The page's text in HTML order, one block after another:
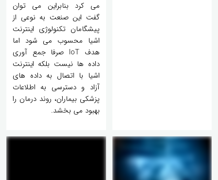
می کرد بنابراین می توان
گفت این صنعت به نوعی از
پیشگامان تکنولوژی اینترنت
اشیا محسوب می شود اما
هدف IoT صرفا جمع آوری
داده ها نیست بلکه اینترنت
اشیا با اتصال به داده های
آزاد و دسترسی به اطلاعات
پزشکی بیماران، روند درمان را
بهبود می بخشد.